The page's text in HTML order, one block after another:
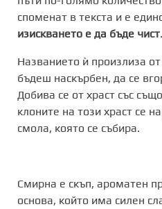
споменат в текста и е
изискването е да бъде чист.
Названието ѝ произлиза
бъдеш наскърбен, да се
Добива се от храст със
клоните на този храст се
смола, която се събира.
Смирна е скъп, ароматен
основа, който има силен